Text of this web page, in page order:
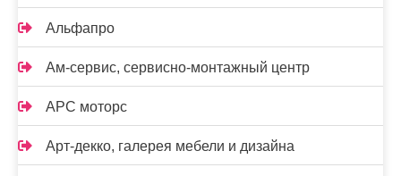
Альфапро
Ам-сервис, сервисно-монтажный центр
АРС моторс
Арт-декко, галерея мебели и дизайна